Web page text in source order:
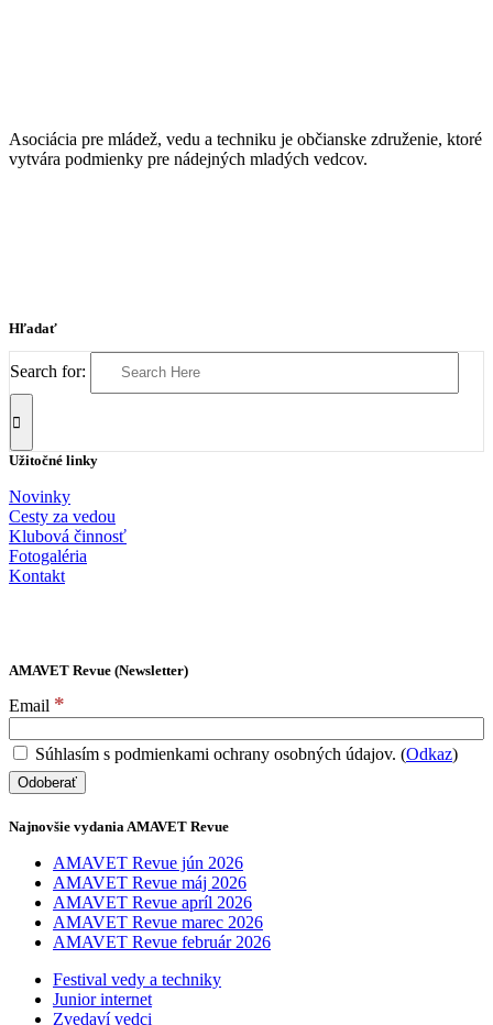
Asociácia pre mládež, vedu a techniku je občianske združenie, ktoré
vytvára podmienky pre nádejných mladých vedcov.
Hľadať
Search for:
Užitočné linky
Novinky
Cesty za vedou
Klubová činnosť
Fotogaléria
Kontakt
AMAVET Revue (Newsletter)
Email *
Súhlasím s podmienkami ochrany osobných údajov. (Odkaz)
Najnovšie vydania AMAVET Revue
AMAVET Revue jún 2026
AMAVET Revue máj 2026
AMAVET Revue apríl 2026
AMAVET Revue marec 2026
AMAVET Revue február 2026
Festival vedy a techniky
Junior internet
Zvedaví vedci